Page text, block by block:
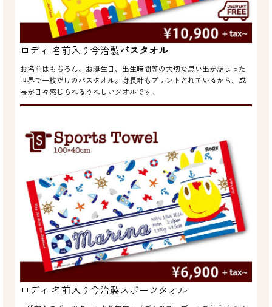
ロディ 名前入り今治製バスタオル
お名前はもちろん、お誕生日、出生時間等の大切な思い出が詰まった
世界で一枚だけのバスタオル。身長計もプリントされているから、成
長が日々感じられるうれしいタオルです。
ロディ 名前入り今治製スポーツタオル